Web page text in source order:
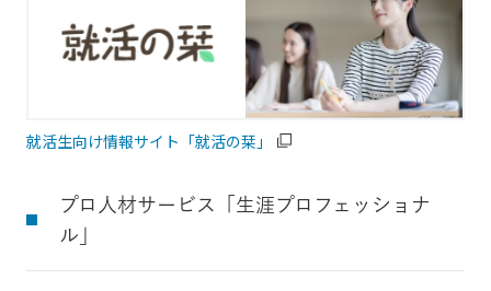
就活生向け情報サイト「就活の栞」
プロ人材サービス「生涯プロフェッショナ
ル」